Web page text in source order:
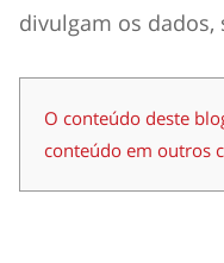
divulgam os dados,
O conteúdo deste
conteúdo em outros